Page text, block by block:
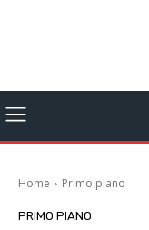
Home Primo piano
PRIMO PIANO